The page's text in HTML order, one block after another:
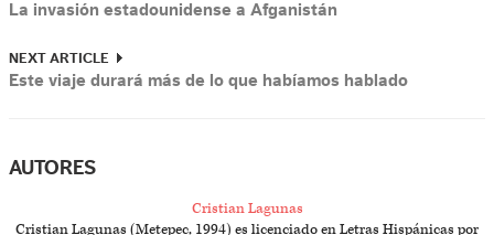
La invasión estadounidense a Afganistán
NEXT ARTICLE
Este viaje durará más de lo que habíamos hablado
AUTORES
Cristian Lagunas
Cristian Lagunas (Metepec, 1994) es licenciado en Letras Hispánicas por